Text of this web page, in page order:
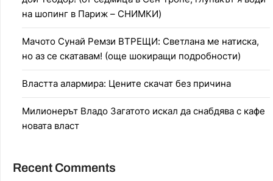
на шопинг в Париж – СНИМКИ)
Мачото Сунай Ремзи ВТРЕЩИ: Светлана ме натиска,
но аз се скатавам! (още шокиращи подробности)
Властта алармира: Цените скачат без причина
Милионерът Владо Загатото искал да снабдява с кафе
новата власт
Recent Comments